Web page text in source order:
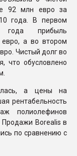
92 млн евро за
года. В первом
года прибыль
а во втором
Чистый долг во
что обусловлено
а цены на
рентабельность
полиолефинов
Продажи Borealis в
по сравнению с